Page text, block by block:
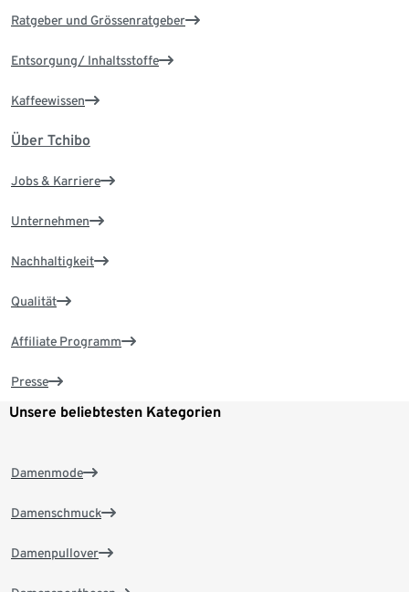
Ratgeber und Grössenratgeber
Entsorgung/ Inhaltsstoffe
Kaffeewissen
Über Tchibo
Jobs & Karriere
Unternehmen
Nachhaltigkeit
Qualität
Affiliate Programm
Presse
Unsere beliebtesten Kategorien
Damenmode
Damenschmuck
Damenpullover